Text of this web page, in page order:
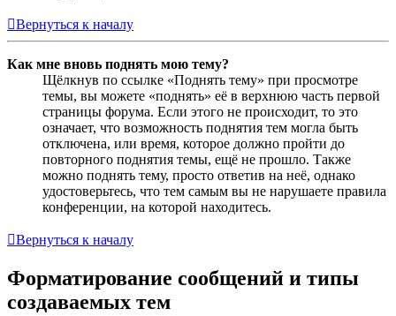
Вернуться к началу
Как мне вновь поднять мою тему?
Щёлкнув по ссылке «Поднять тему» при просмотре
темы, вы можете «поднять» её в верхнюю часть первой
страницы форума. Если этого не происходит, то это
означает, что возможность поднятия тем могла быть
отключена, или время, которое должно пройти до
повторного поднятия темы, ещё не прошло. Также
можно поднять тему, просто ответив на неё, однако
удостоверьтесь, что тем самым вы не нарушаете правила
конференции, на которой находитесь.
Вернуться к началу
Форматирование сообщений и типы
создаваемых тем